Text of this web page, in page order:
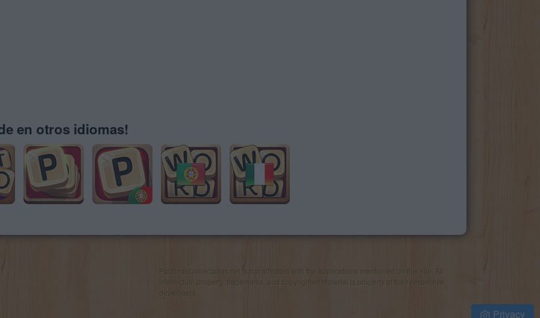
en otros idiomas!
PalabrasConectadas.net is not affiliated with the applications mentioned on this site. All
intellectual property, trademarks, and copyrighted material is property of their respective
Privacy